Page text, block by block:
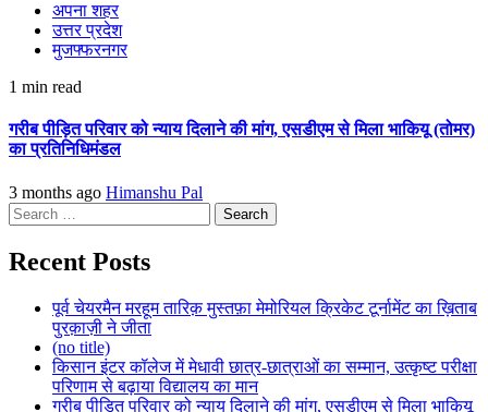
अपना शहर
उत्तर प्रदेश
मुजफ्फरनगर
1 min read
गरीब पीड़ित परिवार को न्याय दिलाने की मांग, एसडीएम से मिला भाकियू (तोमर)
का प्रतिनिधिमंडल
3 months ago Himanshu Pal
Search
for:
Recent Posts
पूर्व चेयरमैन मरहूम तारिक़ मुस्तफ़ा मेमोरियल क्रिकेट टूर्नामेंट का ख़िताब
पुरक़ाज़ी ने जीता
(no title)
किसान इंटर कॉलेज में मेधावी छात्र-छात्राओं का सम्मान, उत्कृष्ट परीक्षा
परिणाम से बढ़ाया विद्यालय का मान
गरीब पीड़ित परिवार को न्याय दिलाने की मांग, एसडीएम से मिला भाकियू